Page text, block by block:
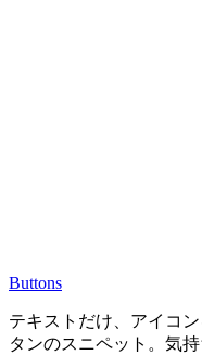
Buttons
テキストだけ、アイコ
タンのスニペット。気